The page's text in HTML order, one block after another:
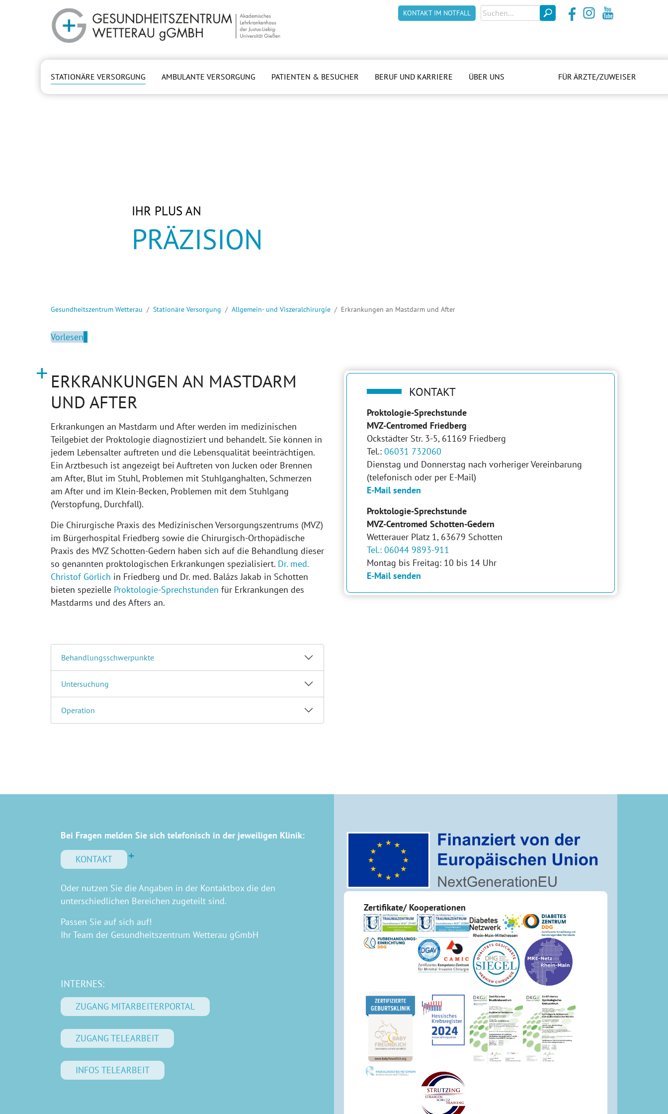
Zum Hauptinhalt springen
STATIONÄRE VERSORGUNG AMBULANTE VERSORGUNG PATIENTEN & BESUCHER BERUF UND KARRIERE ÜBER UNS FÜR ÄRZTE/ZUWEISER
KONTAKT IM NOTFALL
IHR PLUS AN
PRÄZISION
Gesundheitszentrum Wetterau Stationäre Versorgung Allgemein- und Viszeralchirurgie Erkrankungen an Mastdarm und After
Vorlesen
ERKRANKUNGEN AN MASTDARM
UND AFTER
Erkrankungen an Mastdarm und After werden im medizinischen
Teilgebiet der Proktologie diagnostiziert und behandelt. Sie können in
jedem Lebensalter auftreten und die Lebensqualität beeinträchtigen.
Ein Arztbesuch ist angezeigt bei Auftreten von Jucken oder Brennen
am After, Blut im Stuhl, Problemen mit Stuhlganghalten, Schmerzen
am After und im Klein-Becken, Problemen mit dem Stuhlgang
(Verstopfung, Durchfall).
Die Chirurgische Praxis des Medizinischen Versorgungszentrums (MVZ)
im Bürgerhospital Friedberg sowie die Chirurgisch-Orthopädische
Praxis des MVZ Schotten-Gedern haben sich auf die Behandlung dieser
so genannten proktologischen Erkrankungen spezialisiert. Dr. med.
Christof Görlich in Friedberg und Dr. med. Balázs Jakab in Schotten
bieten spezielle Proktologie-Sprechstunden für Erkrankungen des
Mastdarms und des Afters an.
Behandlungsschwerpunkte
Untersuchung
Operation
KONTAKT
Proktologie-Sprechstunde
MVZ-Centromed Friedberg
Ockstädter Str. 3-5, 61169 Friedberg
Tel.: 06031 732060
Dienstag und Donnerstag nach vorheriger Vereinbarung
(telefonisch oder per E-Mail)
E-Mail senden
Proktologie-Sprechstunde
MVZ-Centromed Schotten-Gedern
Wetterauer Platz 1, 63679 Schotten
Tel.: 06044 9893-911
Montag bis Freitag: 10 bis 14 Uhr
E-Mail senden
Bei Fragen melden Sie sich telefonisch in der jeweiligen Klinik:
KONTAKT
Oder nutzen Sie die Angaben in der Kontaktbox die den
unterschiedlichen Bereichen zugeteilt sind.
Passen Sie auf sich auf!
Ihr Team der Gesundheitszentrum Wetterau gGmbH
INTERNES:
ZUGANG MITARBEITERPORTAL
ZUGANG TELEARBEIT
INFOS TELEARBEIT
Zertifikate/ Kooperationen